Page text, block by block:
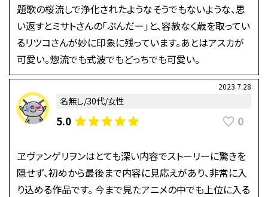
題歌の桜流しで浄化されたようなそうでもないような、思
い返すとミサトさんの「ぶんだー」と、容赦なく歳を取ってい
るリツコさんが妙に印象に残っています。あとはアスカが
可愛い。惣流でも式波でもどっちでも可愛い。
2023.7.28
名無し/30代/女性
5.0 0
ヱヴァンゲリヲンはとても深い内容でストーリーに驚きを
隠せず、初めから最後まで内容に見応えがあり、非常に入
り込める作品です。 今まで見たアニメの中でも上位に入る